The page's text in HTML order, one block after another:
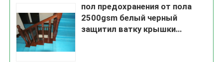
пол предохранения от пола
2500gsm белый черный
защитил ватку крышки